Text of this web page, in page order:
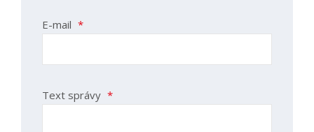
E-mail *
Text správy *